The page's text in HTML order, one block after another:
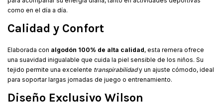
como en el día a día.
Calidad y Confort
Elaborada con algodón 100% de alta calidad, esta remera ofrece
una suavidad inigualable que cuida la piel sensible de los niños. Su
tejido permite una excelente transpirabilidady un ajuste cómodo, ideal
para soportar largas jornadas de juego o entrenamiento.
Diseño Exclusivo Wilson